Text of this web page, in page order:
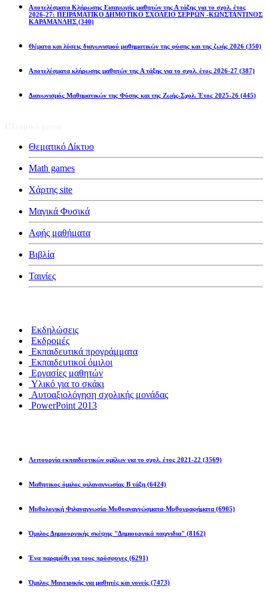
Αποτελέσματα Κλήρωσης Εισαγωγής μαθητών της Α τάξης για το σχολ. έτος
2026-27: ΠΕΙΡΑΜΑΤΙΚΟ ΔΗΜΟΤΙΚΟ ΣΧΟΛΕΙΟ ΣΕΡΡΩΝ -ΚΩΝΣΤΑΝΤΙΝΟΣ
ΚΑΡΑΜΑΝΛΗΣ (340)
Θέματα και λύσεις διαγωνισμού μαθηματικών της φύσης και της ζωής 2026 (350)
Αποτελέσματα κλήρωσης μαθητών της Α τάξης για το σχολ. έτος 2026-27 (387)
Διαγωνισμός Μαθηματικών της Φύσης και της Ζωής-Σχολ. Έτος 2025-26 (445)
Θεματικό Δίκτυο
Math games
Χάρτης site
Μαγικά Φυσικά
Αφής μαθήματα
Βιβλία
Ταινίες
Εκδηλώσεις
Εκδρομές
Εκπαιδευτικά προγράμματα
Εκπαιδευτικοί όμιλοι
Εργασίες μαθητών
Υλικό για το σκάκι
Αυτοαξιολόγηση σχολικής μονάδας
PowerPoint 2013
Λειτουργία εκπαιδευτικών ομίλων για το σχολ. έτος 2021-22 (3569)
Μαθητικος όμιλος φιλαναγνωσίας Β τάξη (6424)
Μυθολογική Φιλαναγνωσία-Μυθοαναγνώσματα-Μυθογραφήματα (6905)
Όμιλος Δημιουργικής σκέψης "Δημιουργικά παιχνιδια" (8162)
Ένα παραμύθι για τους πρόσφυγες (6291)
Όμιλος Μαγειρικής για μαθητές και γονείς (7473)